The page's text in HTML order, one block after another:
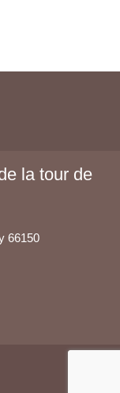
la tour de
66150